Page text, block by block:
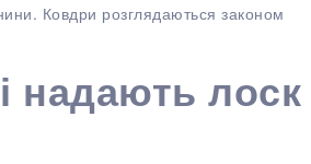
Ковдри розглядаються законом
надають лоск